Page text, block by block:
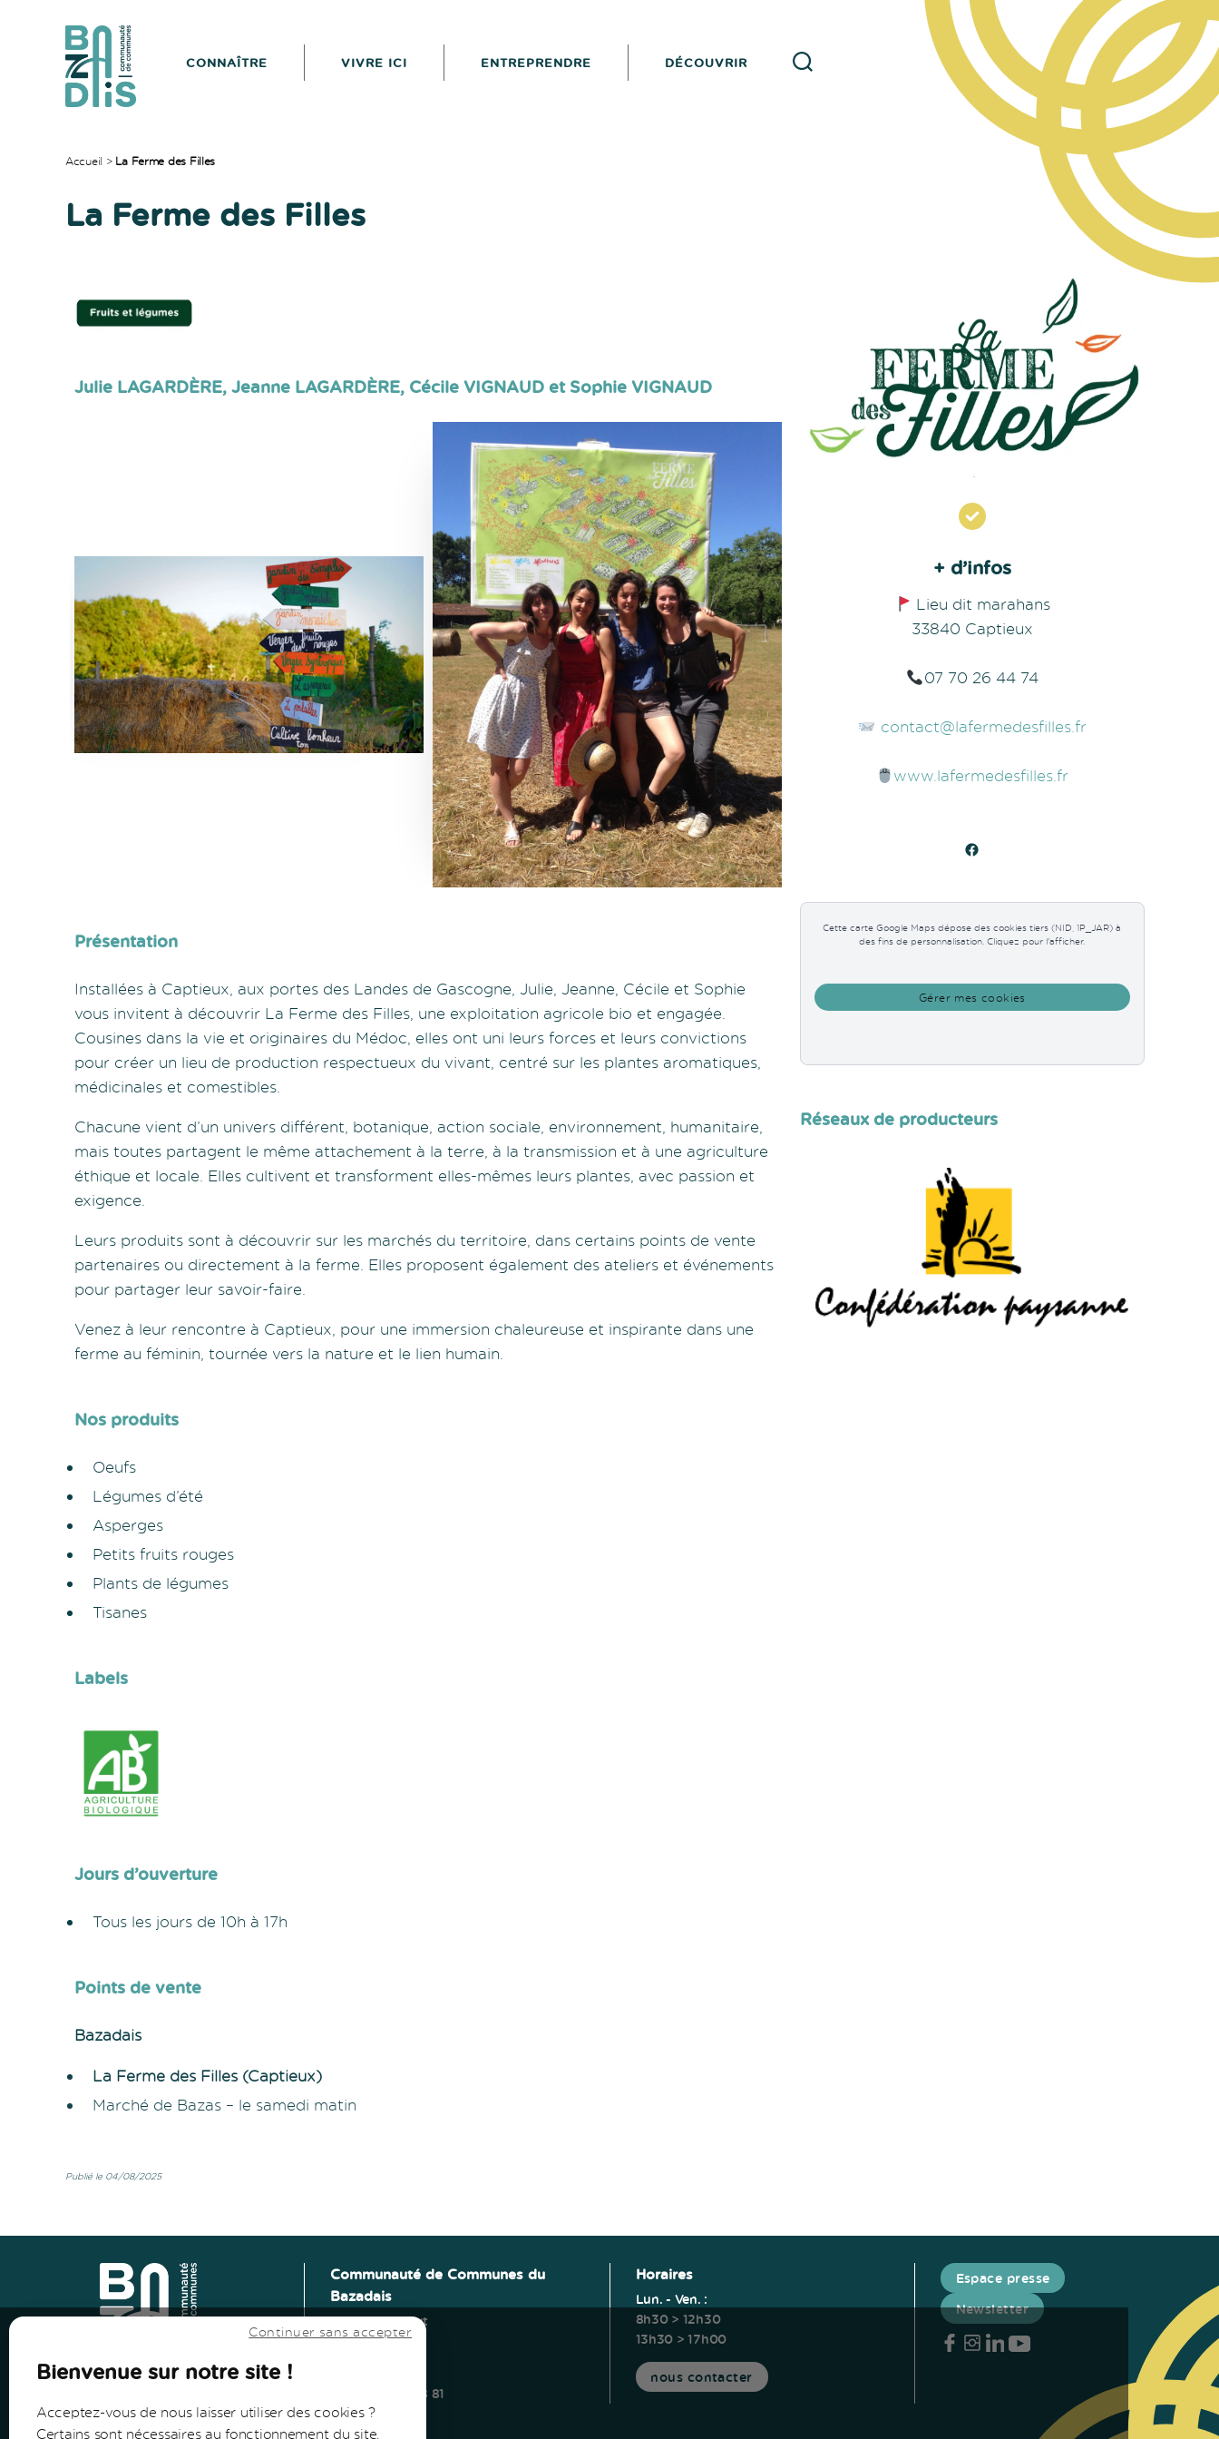
Bazadais
CONNAÎTRE VIVRE ICI ENTREPRENDRE DÉCOUVRIR
Accueil > La Ferme des Filles
La Ferme des Filles
Julie LAGARDÈRE, Jeanne LAGARDÈRE, Cécile VIGNAUD et Sophie VIGNAUD
Aucune légende Aucune légende
Présentation
Installées à Captieux, aux portes des Landes de Gascogne, Julie, Jeanne, Cécile et Sophie
vous invitent à découvrir La Ferme des Filles, une exploitation agricole bio et engagée.
Cousines dans la vie et originaires du Médoc, elles ont uni leurs forces et leurs convictions
pour créer un lieu de production respectueux du vivant, centré sur les plantes aromatiques,
médicinales et comestibles.
Chacune vient d’un univers différent, botanique, action sociale, environnement, humanitaire,
mais toutes partagent le même attachement à la terre, à la transmission et à une agriculture
éthique et locale. Elles cultivent et transforment elles-mêmes leurs plantes, avec passion et
exigence.
Leurs produits sont à découvrir sur les marchés du territoire, dans certains points de vente
partenaires ou directement à la ferme. Elles proposent également des ateliers et événements
pour partager leur savoir-faire.
Venez à leur rencontre à Captieux, pour une immersion chaleureuse et inspirante dans une
ferme au féminin, tournée vers la nature et le lien humain.
Nos produits
Oeufs
Légumes d’été
Asperges
Petits fruits rouges
Plants de légumes
Tisanes
Labels
Jours d’ouverture
Tous les jours de 10h à 17h
Points de vente
Bazadais
La Ferme des Filles (Captieux)
Marché de Bazas – le samedi matin
+ d’infos
Lieu dit marahans
33840 Captieux
07 70 26 44 74
contact@lafermedesfilles.fr
www.lafermedesfilles.fr
Facebook
Cette carte Google Maps dépose des cookies tiers (NID, 1P_JAR) à
des fins de personnalisation. Cliquez pour l'afficher.
Gérer mes cookies
Réseaux de producteurs
Publié le 04/08/2025
Communauté de Communes du
Bazadais
Lieu-Dit Coucut
Route de Lerm
Tel: 05 56 25 28 81
Horaires
Lun. - Ven. :
8h30 > 12h30
13h30 > 17h00
nous contacter
Espace presse
Newsletter
Vers le haut
Continuer sans accepter
Bienvenue sur notre site !
Acceptez-vous de nous laisser utiliser des cookies ?
Certains sont nécessaires au fonctionnement du site,